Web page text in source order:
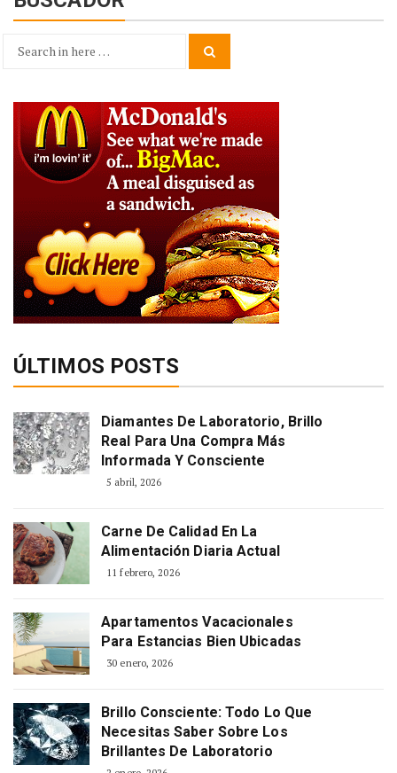
Search
ÚLTIMOS POSTS
Diamantes De Laboratorio, Brillo
Real Para Una Compra Más
Informada Y Consciente
5 abril, 2026
Carne De Calidad En La
Alimentación Diaria Actual
11 febrero, 2026
Apartamentos Vacacionales
Para Estancias Bien Ubicadas
30 enero, 2026
Brillo Consciente: Todo Lo Que
Necesitas Saber Sobre Los
Brillantes De Laboratorio